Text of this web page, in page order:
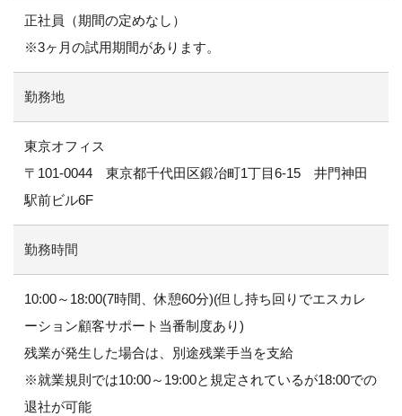
正社員（期間の定めなし）
※3ヶ月の試用期間があります。
勤務地
東京オフィス
〒101-0044 東京都千代田区鍛冶町1丁目6-15 井門神田
駅前ビル6F
勤務時間
10:00～18:00(7時間、休憩60分)(但し持ち回りでエスカレ
ーション顧客サポート当番制度あり)
残業が発生した場合は、別途残業手当を支給
※就業規則では10:00～19:00と規定されているが18:00での
退社が可能